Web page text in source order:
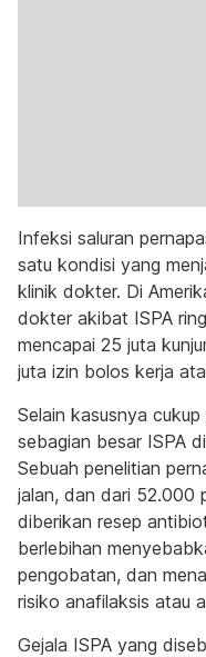
Infeksi saluran
satu kondisi yang
klinik dokter. Di
dokter akibat ISPA
mencapai 25 juta
juta izin bolos kerja
Selain kasusnya
sebagian besar ISPA
Sebuah penelitian
jalan, dan dari 52.000
diberikan resep
berlebihan
pengobatan, dan
risiko anafilaksis atau
Gejala ISPA yang